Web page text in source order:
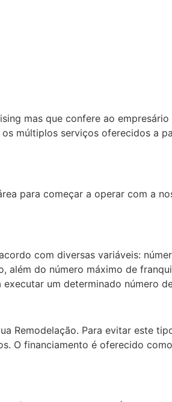
mas que confere ao
múltiplos serviços oferecidos a
para começar a operar com a
com diversas variáveis:
além do número máximo de
um determinado número
Remodelação. Para evitar este
O financiamento é oferecido